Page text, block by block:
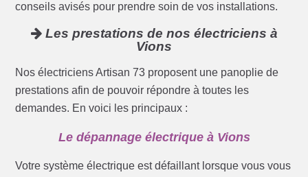
conseils avisés pour prendre soin de vos installations.
Les prestations de nos électriciens à
Vions
Nos électriciens Artisan 73 proposent une panoplie de
prestations afin de pouvoir répondre à toutes les
demandes. En voici les principaux :
Le dépannage électrique à Vions
Votre système électrique est défaillant lorsque vous vous